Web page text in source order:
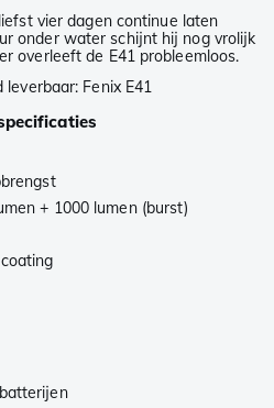
vier dagen continue laten
onder water schijnt hij nog vrolijk
overleeft de E41 probleemloos.
leverbaar: Fenix E41
+ 1000 lumen (burst)